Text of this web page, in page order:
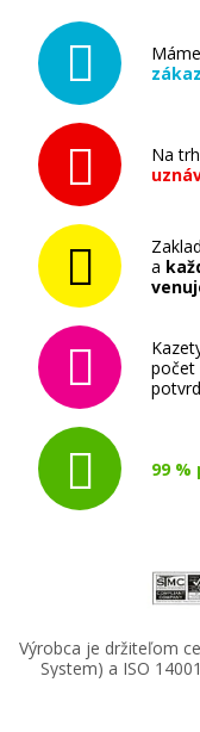
Na
a
počet
99
Výrobca je držiteľom
System) a ISO